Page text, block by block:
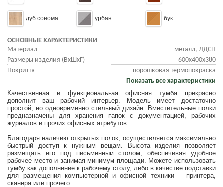
дуб сонома урбан бук
ОСНОВНЫЕ ХАРАКТЕРИСТИКИ
Материал
металл, ЛДСП
Размеры изделия (ВхШхГ)
600x400x380
Покриття
порошковая термопокраска
Показать все характеристики
Качественная и функциональная офисная тумба прекрасно
дополнит ваш рабочий интерьер. Модель имеет достаточно
простой, но одновременно стильный дизайн. Вместительные полки
предназначены для хранения папок с документацией, рабочих
журналов и прочих офисных атрибутов.
Благодаря наличию открытых полок, осуществляется максимально
быстрый доступ к нужным вещам. Высота изделия позволяет
размещать его под письменным столом, обеспечивая удобное
рабочее место и занимая минимум площади. Можете использовать
тумбу как дополнение к рабочему столу, либо в качестве подставки
для размещения компьютерной и офисной техники – принтера,
сканера или прочего.